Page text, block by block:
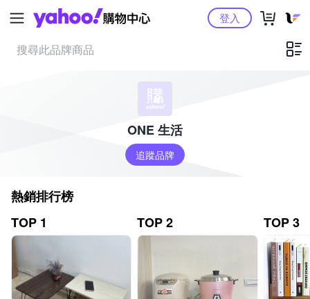
Yahoo購物中心登入
ONE 生活
追蹤品牌
熱銷排行榜
TOP 1
TOP 2 TOP 3